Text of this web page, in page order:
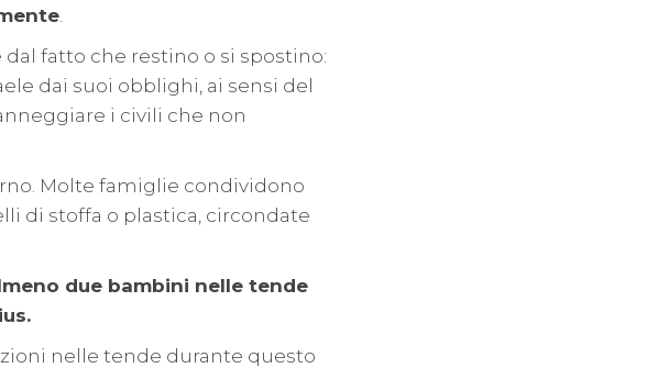
.
fatto che restino o si spostino:
dai suoi obblighi, ai sensi del
i civili che non
Molte famiglie condividono
di stoffa o plastica, circondate
due bambini nelle tende
nelle tende durante questo